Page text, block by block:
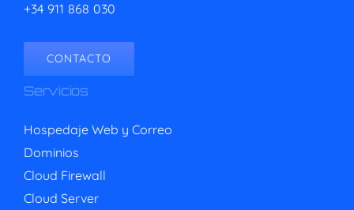
+34 911 868 030
CONTACTO
Servicios
Hospedaje Web y Correo
Dominios
Cloud Firewall
Cloud Server